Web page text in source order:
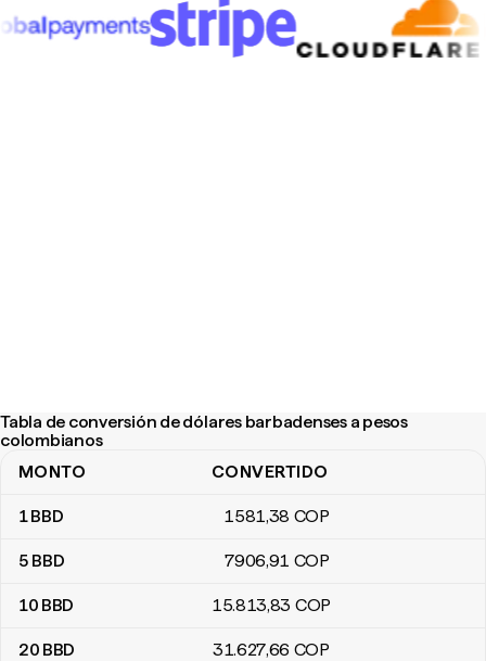
Tabla de conversión de dólares barbadenses a pesos
colombianos
Tabla de conversión de dólares barbadenses a pesos
MONTO CONVERTIDO
1BBD 1581,38 COP
5 BBD 7906,91 COP
10 BBD 15.813,83 COP
20 BBD 31.627,66 COP